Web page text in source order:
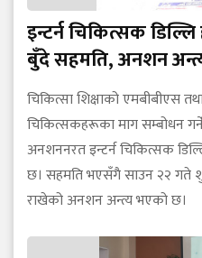
इन्टर्न चिकित्सक
बुँदे सहमति, अनशन
चिकित्सा शिक्षाको एमबीबीएस
चिकित्सकहरूका माग सम्बोधन गर्ने
अनशननरत इन्टर्न चिकित्सक
छ। सहमति भएसँगै साउन २२ गते
राखेको अनशन अन्त्य भएको छ।